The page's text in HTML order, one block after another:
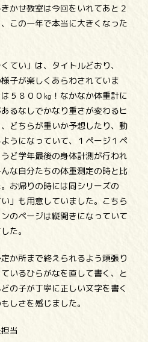
かせ教室は今回をいれてあと２
この一年で本当に大きくなった
てい」は、タイトルどおり、
子が楽しくあらわされていま
５８００㎏！なかなか体重計に
るなしでかなり重さが変わるヒ
どちらが重いか予想したり、動
うになっていて、１ページ１ペ
ど学年最後の身体計測が行われ
な自分たちの体重測定の時と比
お帰りの時には同シリーズの
」も用意していました。こちら
のページは縦開きになっていて
た。
か所まで終えられるよう頑張り
いるひらがなを直して書く、と
の子が丁寧に正しい文字を書く
しさを感じました。
当